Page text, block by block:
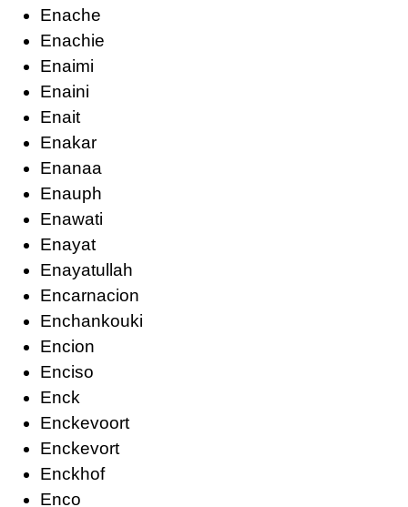
Enache
Enachie
Enaimi
Enaini
Enait
Enakar
Enanaa
Enauph
Enawati
Enayat
Enayatullah
Encarnacion
Enchankouki
Encion
Enciso
Enck
Enckevoort
Enckevort
Enckhof
Enco